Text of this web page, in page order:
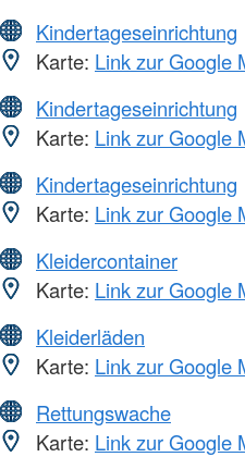
Kindertageseinrichtung
Karte: Link zur Google
Kindertageseinrichtung
Karte: Link zur Google
Kindertageseinrichtung
Karte: Link zur Google
Kleidercontainer
Karte: Link zur Google
Kleiderläden
Karte: Link zur Google
Rettungswache
Karte: Link zur Google